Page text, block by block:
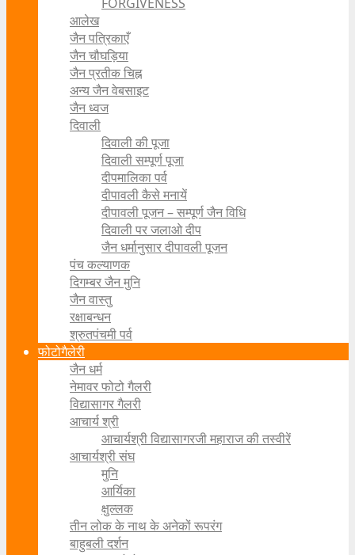
आलेख
जैन पत्रिकाएँ
जैन चौघड़िया
जैन प्रतीक चिह्न
अन्य जैन वेबसाइट
जैन ध्वज
दिवाली
दिवाली की पूजा
दिवाली सम्पूर्ण पूजा
दीपमालिका पर्व
दीपावली कैसे मनायें
दीपावली पूजन – सम्पूर्ण जैन विधि
दिवाली पर जलाओ दीप
जैन धर्मानुसार दीपावली पूजन
पंच कल्याणक
दिगम्बर जैन मुनि
जैन वास्तु
रक्षाबन्धन
श्रुतपंचमी पर्व
फोटोगैलेरी
जैन धर्म
नेमावर फोटो गैलरी
विद्यासागर गैलरी
आचार्य श्री
आचार्यश्री विद्यासागरजी महाराज की तस्वीरें
आचार्यश्री संघ
मुनि
आर्यिका
क्षुल्लक
तीन लोक के नाथ के अनेकों रूपरंग
बाहुबली दर्शन